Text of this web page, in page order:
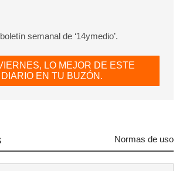
semanal de ‘14ymedio’.
LO MEJOR DE ESTE
DIARIO EN TU BUZÓN.
Normas de uso